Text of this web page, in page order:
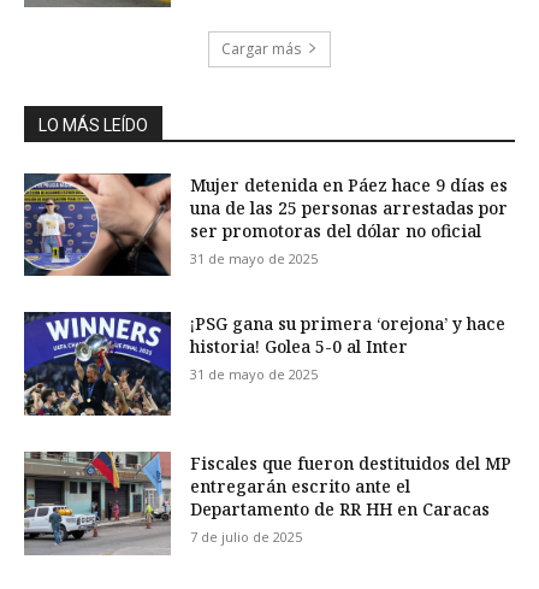
Cargar más
LO MÁS LEÍDO
Mujer detenida en Páez hace 9 días es
una de las 25 personas arrestadas por
ser promotoras del dólar no oficial
31 de mayo de 2025
¡PSG gana su primera ‘orejona’ y hace
historia! Golea 5-0 al Inter
31 de mayo de 2025
Fiscales que fueron destituidos del MP
entregarán escrito ante el
Departamento de RR HH en Caracas
7 de julio de 2025